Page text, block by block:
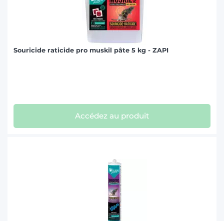
Souricide raticide pro muskil pâte 5 kg - ZAPI
Accédez au produit